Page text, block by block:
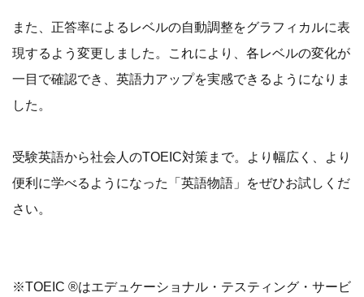
また、正答率によるレベルの自動調整をグラフィカルに表
現するよう変更しました。これにより、各レベルの変化が
一目で確認でき、英語力アップを実感できるようになりま
した。
受験英語から社会人のTOEIC対策まで。より幅広く、より
便利に学べるようになった「英語物語」をぜひお試しくだ
さい。
※TOEIC ®はエデュケーショナル・テスティング・サービ